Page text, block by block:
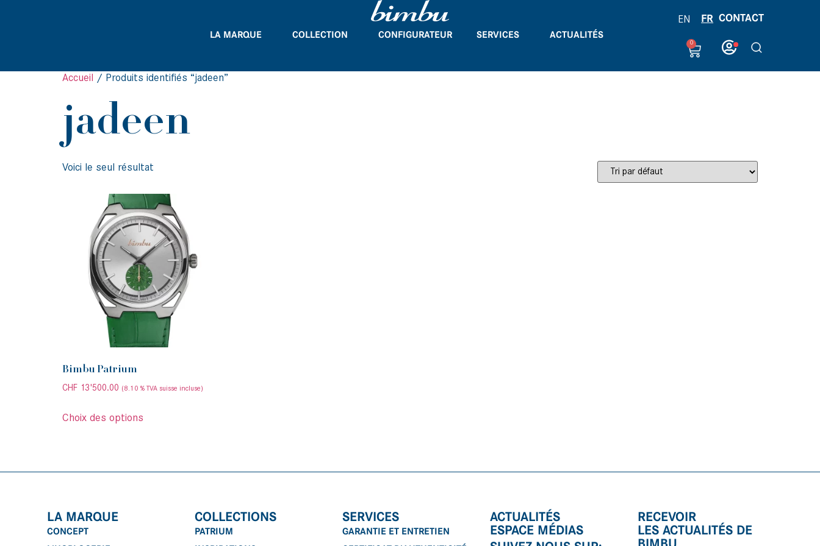
LA MARQUE COLLECTION CONFIGURATEUR SERVICES ACTUALITÉS
EN FR CONTACT
0
Accueil / Produits identifiés “jadeen”
jadeen
Voici le seul résultat
Bimbu Patrium
CHF 13'500.00 (8.10 % TVA suisse incluse)
Choix des options
LA MARQUE
CONCEPT
COLLECTIONS
PATRIUM
SERVICES
GARANTIE ET ENTRETIEN
ACTUALITÉS
ESPACE MÉDIAS
RECEVOIR
LES ACTUALITÉS DE